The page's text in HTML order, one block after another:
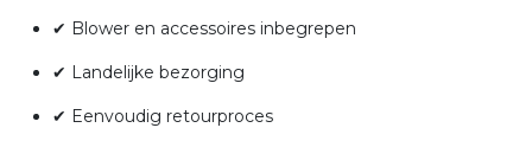
✔ Blower en accessoires inbegrepen
✔ Landelijke bezorging
✔ Eenvoudig retourproces